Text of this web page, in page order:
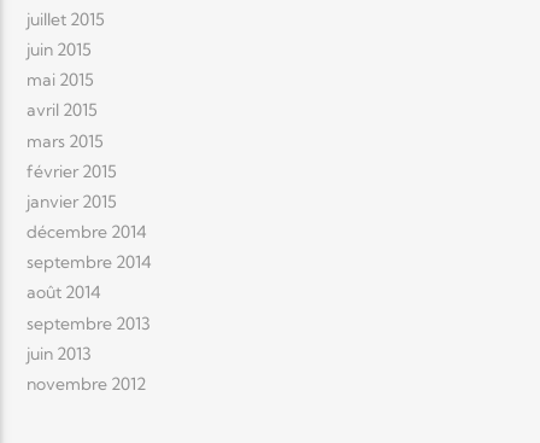
juillet 2015
juin 2015
mai 2015
avril 2015
mars 2015
février 2015
janvier 2015
décembre 2014
septembre 2014
août 2014
septembre 2013
juin 2013
novembre 2012